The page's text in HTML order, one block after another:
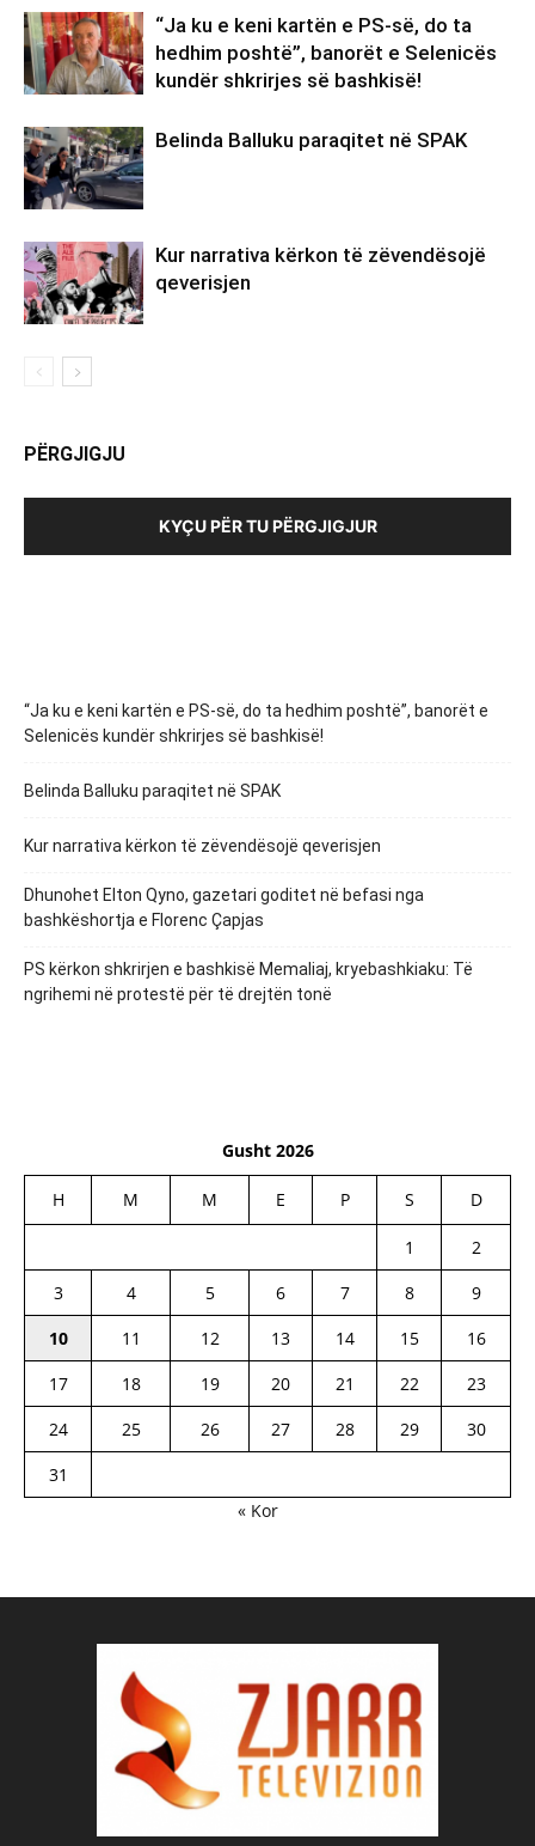
“Ja ku e keni kartën e PS-së, do ta
hedhim poshtë”, banorët e Selenicës
kundër shkrirjes së bashkisë!
Belinda Balluku paraqitet në SPAK
Kur narrativa kërkon të zëvendësojë
qeverisjen
PËRGJIGJU
KYÇU PËR TU PËRGJIGJUR
“Ja ku e keni kartën e PS-së, do ta hedhim poshtë”, banorët e
Selenicës kundër shkrirjes së bashkisë!
Belinda Balluku paraqitet në SPAK
Kur narrativa kërkon të zëvendësojë qeverisjen
Dhunohet Elton Qyno, gazetari goditet në befasi nga
bashkëshortja e Florenc Çapjas
PS kërkon shkrirjen e bashkisë Memaliaj, kryebashkiaku: Të
ngrihemi në protestë për të drejtën tonë
Gusht 2026
H M M E P S D
1
2
3
4 5 6 7 8
9
10
11 12 13 14 15
16
17
18 19 20 21 22
23
24
25 26 27 28 29
30
31
« Kor